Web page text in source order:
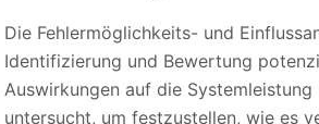
Die Fehlermöglichkeits- und
Identifizierung und Bewertung
Auswirkungen auf die
untersucht, um festzustellen, wie es